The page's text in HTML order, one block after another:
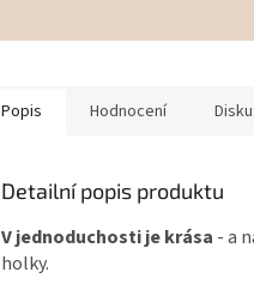
Popis Hodnocení
Detailní popis produktu
V jednoduchosti je krása - a
holky.